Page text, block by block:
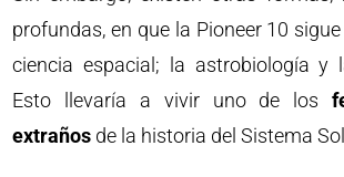
profundas, en que la Pioneer 10
ciencia espacial; la astrobiología y
Esto llevaría a vivir uno de los
extraños de la historia del Sistema